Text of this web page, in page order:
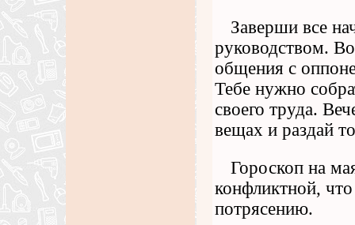
Заверши все
руководством. Во
общения с
Тебе нужно
своего труда.
вещах и раздай
Гороскоп на
конфликтной,
потрясению.